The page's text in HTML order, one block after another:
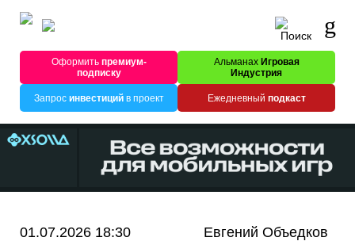
Оформитьпремиум-
подписку
Альманах Игровая
Индустрия
Запрос инвестицийв проект Ежедневный подкаст
01.07.2026 18:30 Евгений Объедков